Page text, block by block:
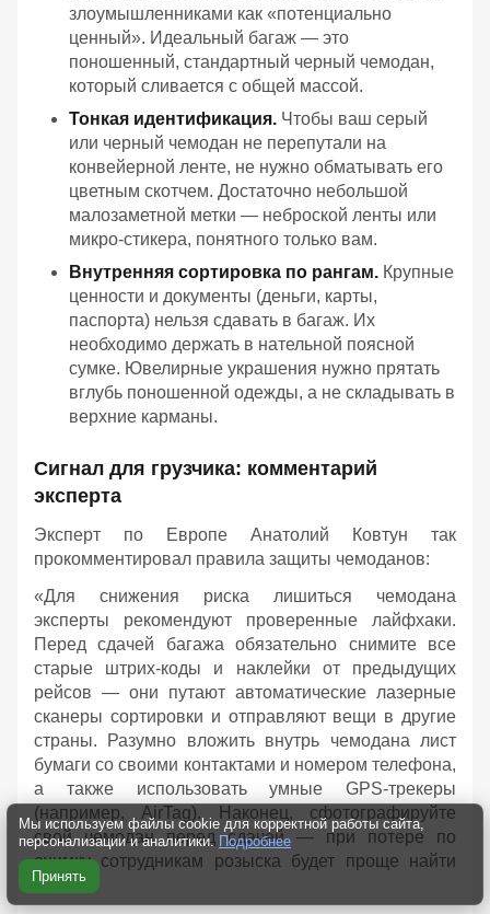
злоумышленниками как «потенциально
ценный». Идеальный багаж — это
поношенный, стандартный черный чемодан,
который сливается с общей массой.
Тонкая идентификация. Чтобы ваш серый
или черный чемодан не перепутали на
конвейерной ленте, не нужно обматывать его
цветным скотчем. Достаточно небольшой
малозаметной метки — неброской ленты или
микро-стикера, понятного только вам.
Внутренняя сортировка по рангам. Крупные
ценности и документы (деньги, карты,
паспорта) нельзя сдавать в багаж. Их
необходимо держать в нательной поясной
сумке. Ювелирные украшения нужно прятать
вглубь поношенной одежды, а не складывать в
верхние карманы.
Сигнал для грузчика: комментарий
эксперта
Эксперт по Европе Анатолий Ковтун так
прокомментировал правила защиты чемоданов:
«Для снижения риска лишиться чемодана
эксперты рекомендуют проверенные лайфхаки.
Перед сдачей багажа обязательно снимите все
старые штрих-коды и наклейки от предыдущих
рейсов — они путают автоматические лазерные
сканеры сортировки и отправляют вещи в другие
страны. Разумно вложить внутрь чемодана лист
бумаги со своими контактами и номером телефона,
а также использовать умные GPS-трекеры
(например, AirTag). Наконец, сфотографируйте
свой чемодан перед сдачей — при потере по
снимку сотрудникам розыска будет проще найти
багаж».
Мы используем файлы cookie для корректной работы сайта,
персонализации и аналитики. Подробнее
Принять